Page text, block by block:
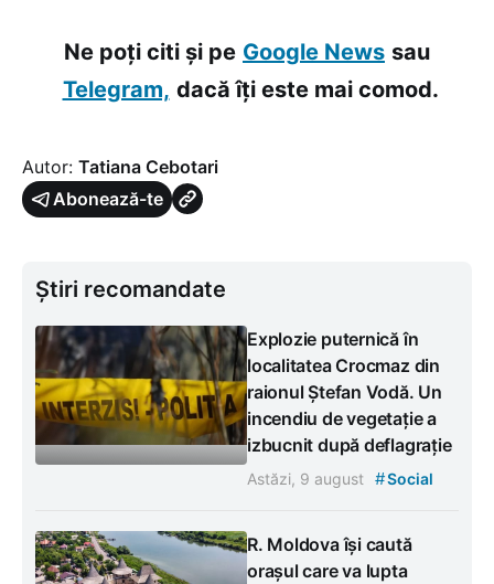
Ne poți citi și pe Google News sau
Telegram, dacă îți este mai comod.
Autor: Tatiana Cebotari
Abonează-te
Știri recomandate
Explozie puternică în
localitatea Crocmaz din
raionul Ștefan Vodă. Un
incendiu de vegetație a
izbucnit după deflagrație
Astăzi, 9 august #Social
R. Moldova își caută
orașul care va lupta